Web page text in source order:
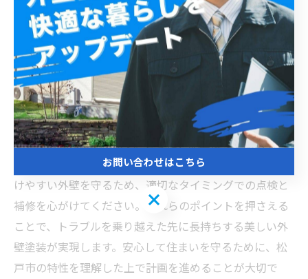
は、地元の気候や建築環境に適した塗料や施工方法を提
案してくれます。また、見積もり内容を詳細に確認し、
塗料の種類や施工工程、保証内容を明確にすることが欠
かせません。施工前には十分な打ち合わせを行い、希望
や疑問点は遠慮せずに質問しましょう。施工中も進捗を
こまめに確認し、問題があれば早期に対応することがト
ラブル防止に繋がります。さらに、施工後の定期的なメ
ンテナンスも重要で、松戸市の湿度や紫外線の影響を受
けやすい外壁を守るため、適切なタイミングでの点検と
補修を心がけてください。これらのポイントを押さえる
ことで、トラブルを乗り越えた先に長持ちする美しい外
壁塗装が実現します。安心して住まいを守るために、松
戸市の特性を理解した上で計画を進めることが大切で
お問い合わせはこちら
お問い合わせはこちら